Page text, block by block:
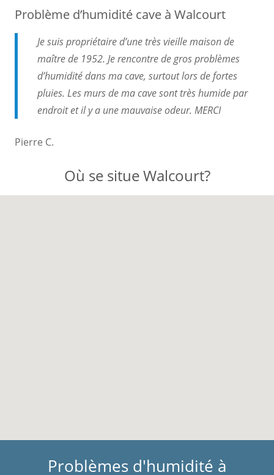
Problème d’humidité cave à Walcourt
Je suis propriétaire d’une très vieille maison de
maître de 1952. Je rencontre de gros problèmes
d’humidité dans ma cave, surtout lors de fortes
pluies. Les murs de ma cave sont très humide par
endroit et il y a une mauvaise odeur. MERCI
Pierre C.
Où se situe Walcourt?
Problèmes d'humidité à